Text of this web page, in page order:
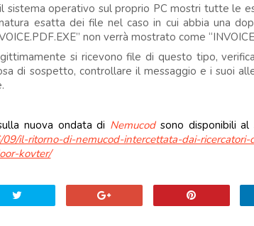
sistema operativo sul proprio PC mostri tutte le
esatta dei file nel caso in cui abbia una
non verrà mostrato come
si ricevono file di questo tipo,
di sospetto, controllare il messaggio e i suoi
nuova ondata di Nemucodsono disponibili al
il-ritorno-di-nemucod-intercettata-dai-
kovter/